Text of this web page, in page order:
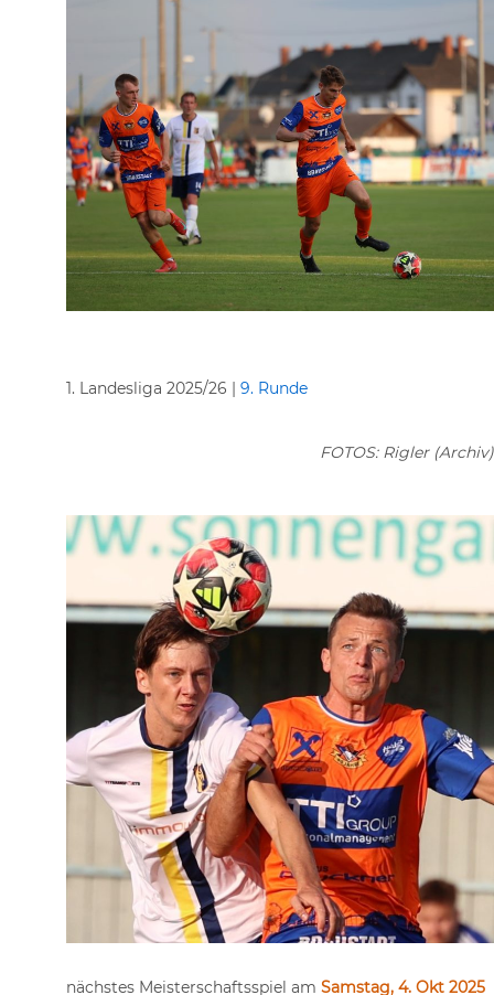
1. Landesliga 2025/26 | 9. Runde
FOTOS: Rigler (Archiv)
nächstes Meisterschaftsspiel am Samstag, 4. Okt 2025